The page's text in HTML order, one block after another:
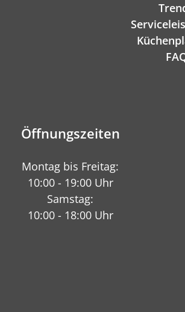
Öffnungszeiten
Montag bis Freitag:
10:00 - 19:00 Uhr
Samstag:
10:00 - 18:00 Uhr